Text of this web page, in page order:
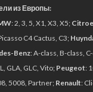
тонкий). Сам
беспокоиться
из Европы:
: 2, 3, 5, X1, X3, X5;
C4 Cactus, C3;
Benz: A-class, B-class, C-
GLA, GLC, Vito; Peugeot:
5008, Partner;Renault: